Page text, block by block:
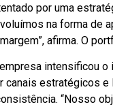
por uma
na forma de
afirma. O
intensificou
canais estratégicos
“Nosso